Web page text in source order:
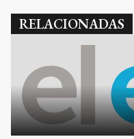
RELACIONADAS